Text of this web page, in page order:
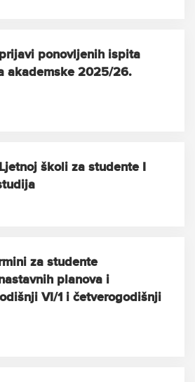
ponovljenih ispita
akademske 2025/26.
školi za studente I
za studente
planova i
VI/1 i četverogodišnji